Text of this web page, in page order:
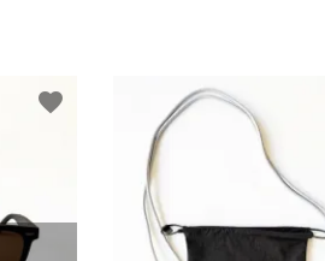
favorite